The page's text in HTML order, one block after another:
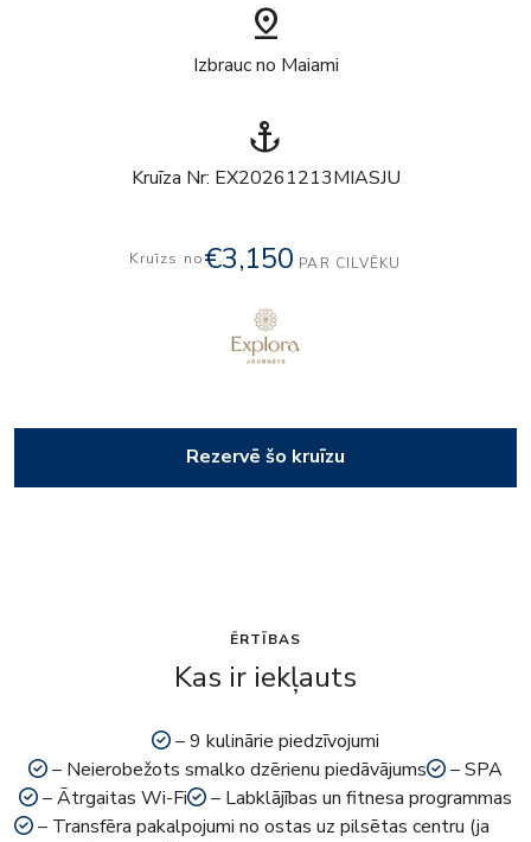
pin_drop
Izbrauc no Maiami
anchor
Kruīza Nr: EX20261213MIASJU
Kruīzs no€3,150 PAR CILVĒKU
Rezervē šo kruīzu
ĒRTĪBAS
Kas ir iekļauts
– 9 kulinārie piedzīvojumi
– Neierobežots smalko dzērienu piedāvājums
– SPA
– Ātrgaitas Wi-Fi
– Labklājības un fitnesa programmas
– Transfēra pakalpojumi no ostas uz pilsētas centru (ja